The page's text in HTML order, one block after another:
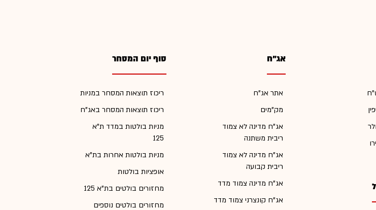
אג"ח
אתר אג"ח
מק"מים
אג"ח מדינה לא צמוד
ריבית משתנה
אג"ח מדינה לא צמוד
ריבית קבועה
אג"ח מדינה צמוד מדד
אג"ח קונצרני צמוד מדד
סוף יום המסחר
ריכוז תוצאות המסחר במניות
ריכוז תוצאות המסחר באג"ח
מניות בולטות במדד ת"א
125
מניות בולטות אחרות בת"א
אופציות בולטות
מחזורים בולטים בת"א 125
מחזורים בולטים נוספים